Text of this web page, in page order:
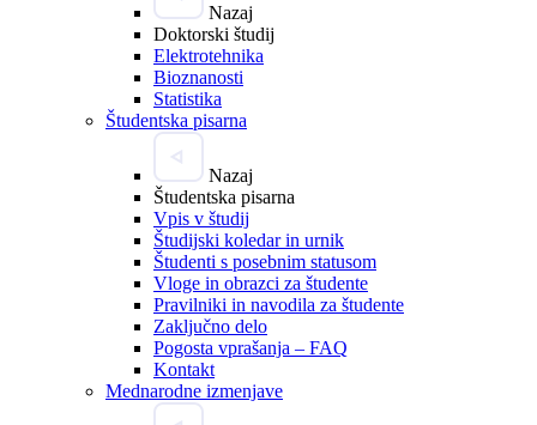
Nazaj
Doktorski študij
Elektrotehnika
Bioznanosti
Statistika
Študentska pisarna
Nazaj
Študentska pisarna
Vpis v študij
Študijski koledar in urnik
Študenti s posebnim statusom
Vloge in obrazci za študente
Pravilniki in navodila za študente
Zaključno delo
Pogosta vprašanja – FAQ
Kontakt
Mednarodne izmenjave